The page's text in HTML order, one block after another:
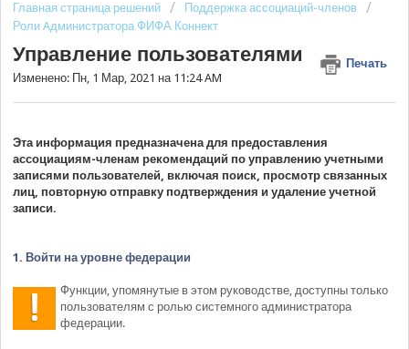
Главная страница решений
Поддержка ассоциаций-членов
Роли Aдминистратора ФИФА Коннект
Управление пользователями
Печать
Изменено: Пн, 1 Мар, 2021 на 11:24 AM
Эта информация предназначена для предоставления
ассоциациям-членам рекомендаций по управлению учетными
записями пользователей, включая поиск, просмотр связанных
лиц, повторную отправку подтверждения и удаление учетной
записи.
1. Войти на уровне федерации
Функции, упомянутые в этом руководстве, доступны только
пользователям с ролью системного администратора
федерации.